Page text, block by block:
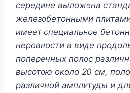
середине выложена
железобетонными
имеет специальное
неровности в виде
поперечных полос
высотою около 20 см,
различной амплитуды и